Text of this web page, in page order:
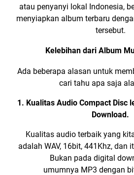
atau penyanyi lokal Indonesia,
menyiapkan album terbaru
tersebut.
Kelebihan dari Album
Ada beberapa alasan untuk
cari tahu apa saja
1. Kualitas Audio Compact Disc
Download.
Kualitas audio terbaik yang
adalah WAV, 16bit, 441Khz, dan
Bukan pada digital
umumnya MP3 dengan